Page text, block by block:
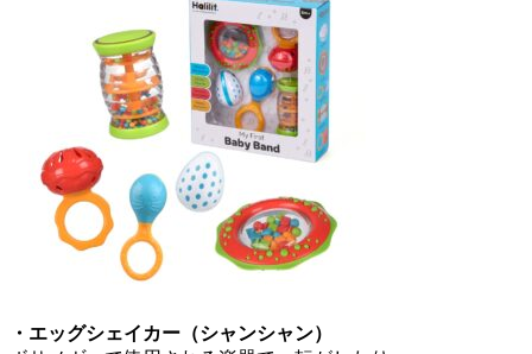
・エッグシェイカー（シャンシャン）